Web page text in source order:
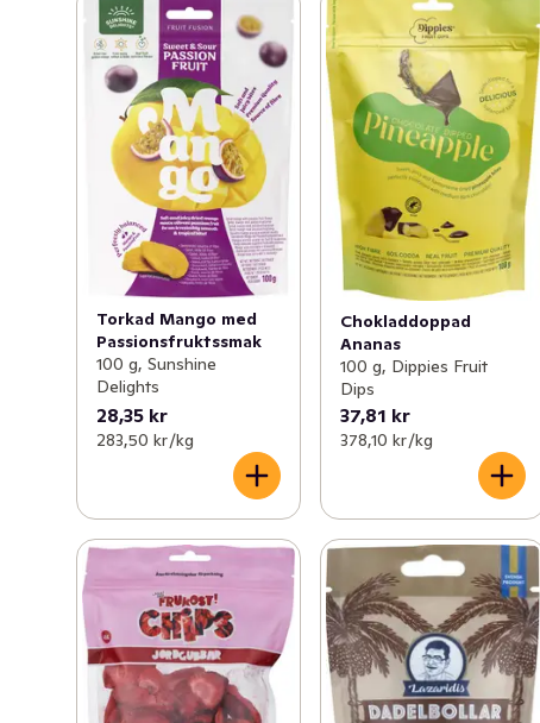
Torkad Mango med
Passionsfruktssmak
100 g, Sunshine
Delights
28,35 kr
283,50 kr /kg
Chokladdoppad
Ananas
100 g, Dippies Fruit
Dips
37,81 kr
378,10 kr /kg